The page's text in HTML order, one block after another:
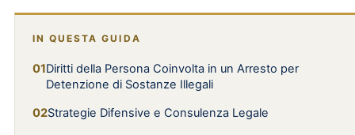
IN QUESTA GUIDA
Diritti della Persona Coinvolta in un Arresto per
Detenzione di Sostanze Illegali
Strategie Difensive e Consulenza Legale